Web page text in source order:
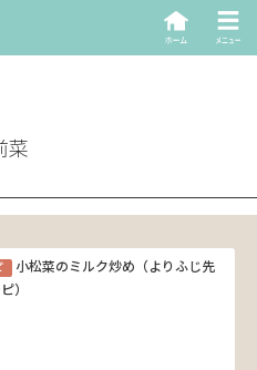
菜
小松菜のミルク炒め（よりふじ先
）